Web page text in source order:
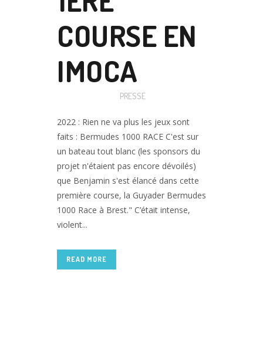
COURSE EN
IMOCA
PRESSE
2022 : Rien ne va plus les jeux sont
faits : Bermudes 1000 RACE C'est sur
un bateau tout blanc (les sponsors du
projet n'étaient pas encore dévoilés)
que Benjamin s'est élancé dans cette
première course, la Guyader Bermudes
1000 Race à Brest." C’était intense,
violent...
READ MORE